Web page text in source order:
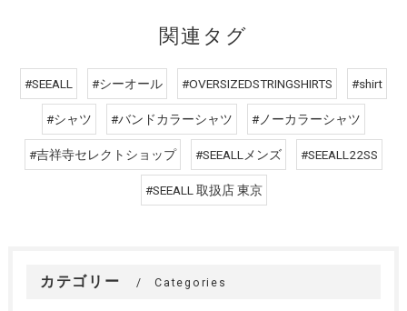
関連タグ
#SEEALL #シーオール #OVERSIZEDSTRINGSHIRTS #shirt
#シャツ #バンドカラーシャツ #ノーカラーシャツ
#吉祥寺セレクトショップ #SEEALLメンズ #SEEALL22SS
#SEEALL 取扱店 東京
カテゴリー Categories